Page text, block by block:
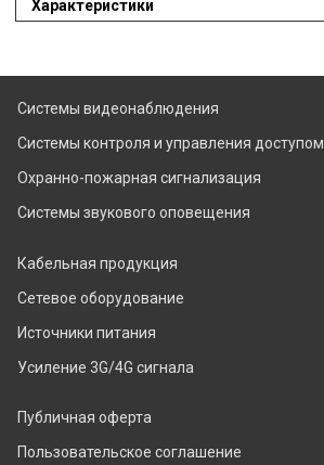
Характеристики
Системы видеонаблюдения
Системы контроля и управления доступом
Охранно-пожарная сигнализация
Системы звукового оповещения
Кабельная продукция
Сетевое оборудование
Источники питания
Усиление 3G/4G сигнала
Публичная оферта
Пользовательское соглашение